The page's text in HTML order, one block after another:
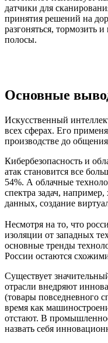
датчики для
принятия решений на
разгоняться, тормозить
полосы.
Основные
Искусственный
всех сферах. Его
производстве до
Кибербезопасность и
атак становится все
54%. А облачные
спектра задач,
данных, создание
Несмотря на то, что
изоляции от западных
основные тренды
России остаются
Существует
отрасли внедряют
(товары повседневного
время как
отстают. В
назвать себя